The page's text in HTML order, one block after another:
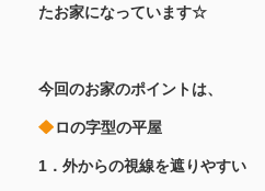
たお家になっています☆
今回のお家のポイントは、
ロの字型の平屋
1．外からの視線を遮りやすい